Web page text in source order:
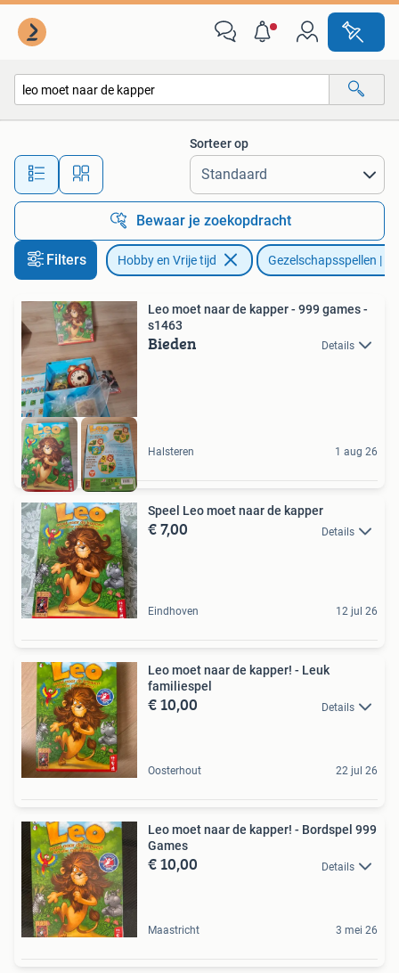
Alle afstanden…
Sorteer op
Bewaar je zoekopdracht
Filters Hobby en Vrije tijd Gezelschapsspellen |
Leo moet naar de kapper - 999 games -
s1463
Bieden Details
Halsteren 1 aug 26
Speel Leo moet naar de kapper
€ 7,00 Details
Eindhoven 12 jul 26
Leo moet naar de kapper! - Leuk
familiespel
€ 10,00 Details
Oosterhout 22 jul 26
Leo moet naar de kapper! - Bordspel 999
Games
€ 10,00 Details
Maastricht 3 mei 26